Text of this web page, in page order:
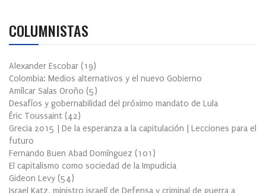
COLUMNISTAS
Alexander Escobar (19)
Colombia: Medios alternativos y el nuevo Gobierno
Amílcar Salas Oroño (5)
Desafíos y gobernabilidad del próximo mandato de Lula
Éric Toussaint (42)
Grecia 2015 | De la esperanza a la capitulación | Lecciones para el
futuro
Fernando Buen Abad Domínguez (101 )
El capitalismo como sociedad de la Impudicia
Gideon Levy (54)
Israel Katz, ministro israelí de Defensa y criminal de guerra a